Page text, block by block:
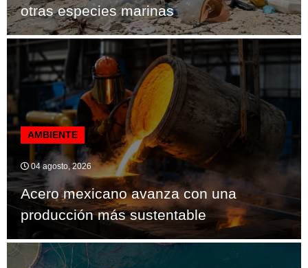
otras especies marinas
AMBIENTE
04 agosto, 2026
Acero mexicano avanza con una
producción más sustentable